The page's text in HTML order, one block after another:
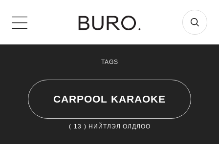
TAGS
CARPOOL KARAOKE
( 13 ) НИЙТЛЭЛ ОЛДЛОО